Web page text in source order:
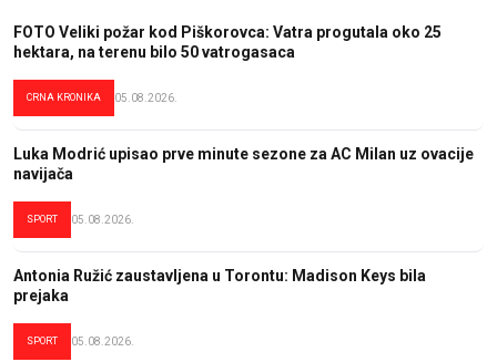
FOTO Veliki požar kod Piškorovca: Vatra progutala oko 25
hektara, na terenu bilo 50 vatrogasaca
CRNA KRONIKA 05.08.2026.
Luka Modrić upisao prve minute sezone za AC Milan uz ovacije
navijača
SPORT 05.08.2026.
Antonia Ružić zaustavljena u Torontu: Madison Keys bila
prejaka
SPORT 05.08.2026.